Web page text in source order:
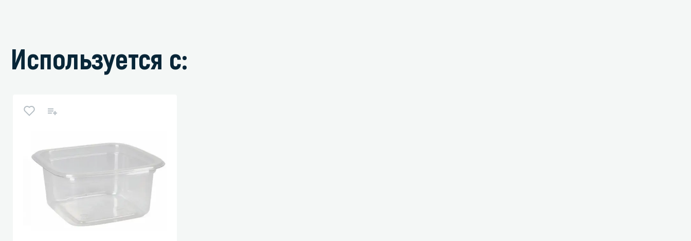
Используется с: